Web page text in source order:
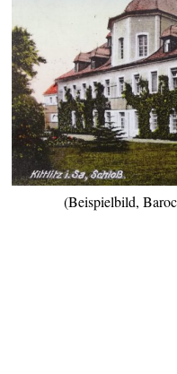
(Beispielbild,